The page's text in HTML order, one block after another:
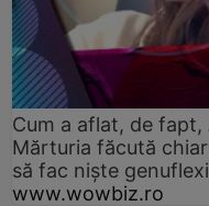
Cum a aflat, de fapt,
Mărturia făcută
să fac niște
www.wowbiz.ro